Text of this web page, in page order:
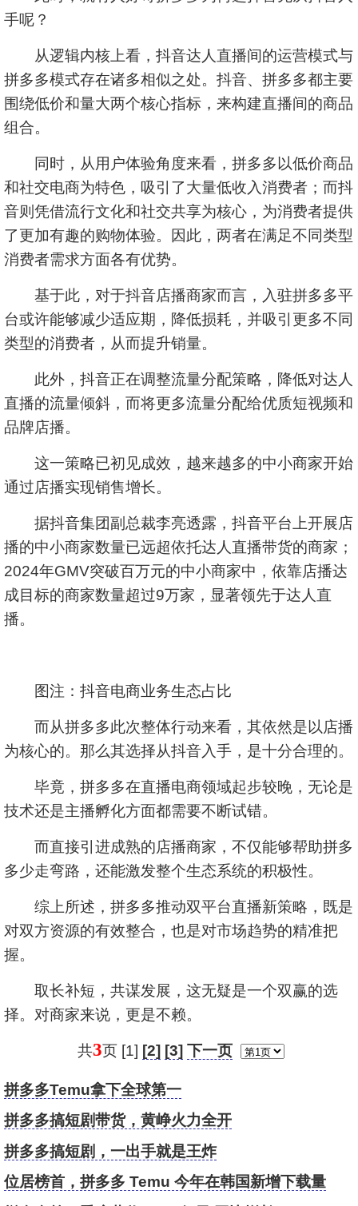
手呢？
从逻辑内核上看，抖音达人直播间的运营模式与
拼多多模式存在诸多相似之处。抖音、拼多多都主要
围绕低价和量大两个核心指标，来构建直播间的商品
组合。
同时，从用户体验角度来看，拼多多以低价商品
和社交电商为特色，吸引了大量低收入消费者；而抖
音则凭借流行文化和社交共享为核心，为消费者提供
了更加有趣的购物体验。因此，两者在满足不同类型
消费者需求方面各有优势。
基于此，对于抖音店播商家而言，入驻拼多多平
台或许能够减少适应期，降低损耗，并吸引更多不同
类型的消费者，从而提升销量。
此外，抖音正在调整流量分配策略，降低对达人
直播的流量倾斜，而将更多流量分配给优质短视频和
品牌店播。
这一策略已初见成效，越来越多的中小商家开始
通过店播实现销售增长。
据抖音集团副总裁李亮透露，抖音平台上开展店
播的中小商家数量已远超依托达人直播带货的商家；
2024年GMV突破百万元的中小商家中，依靠店播达
成目标的商家数量超过9万家，显著领先于达人直
播。
图注：抖音电商业务生态占比
而从拼多多此次整体行动来看，其依然是以店播
为核心的。那么其选择从抖音入手，是十分合理的。
毕竟，拼多多在直播电商领域起步较晚，无论是
技术还是主播孵化方面都需要不断试错。
而直接引进成熟的店播商家，不仅能够帮助拼多
多少走弯路，还能激发整个生态系统的积极性。
综上所述，拼多多推动双平台直播新策略，既是
对双方资源的有效整合，也是对市场趋势的精准把
握。
取长补短，共谋发展，这无疑是一个双赢的选
择。对商家来说，更是不赖。
共3页 [1] [2] [3] 下一页
拼多多Temu拿下全球第一
拼多多搞短剧带货，黄峥火力全开
拼多多搞短剧，一出手就是王炸
位居榜首，拼多多 Temu 今年在韩国新增下载量